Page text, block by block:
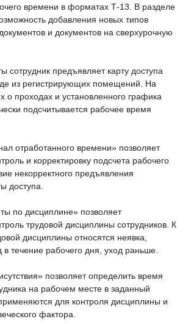
времени в форматах Т-13. В разделе
добавления новых типов
и документов на сверхурочную
сотрудник предъявляет карту доступа
из регистрирующих помещений. На
о проходах и установленного графика
подсчитывается рабочее время
отработанного времени» позволяет
и корректировку подсчета рабочего
некорректного предъявления
доступа.
по дисциплине» позволяет
трудовой дисциплины сотрудников. К
дисциплины относятся неявка,
течение рабочего дня, уход раньше.
позволяет определить время
на рабочем месте в заданный
для контроля дисциплины и
фактора.